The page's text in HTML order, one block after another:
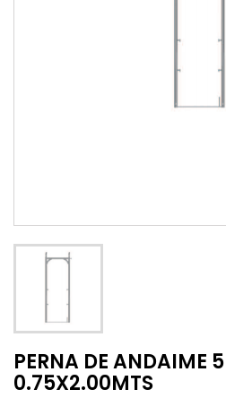
PERNA DE ANDAIME
0.75X2.00MTS